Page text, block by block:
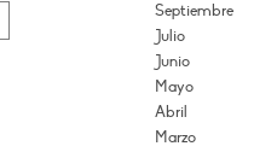
Septiembre
Julio
Junio
Mayo
Abril
Marzo